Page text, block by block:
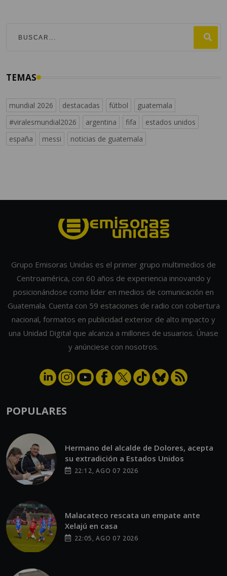
TEMAS
mundial 2026 destacadas fútbol
guatemala
#viralesmundial2026
argentina fifa
estados unidos
españa
messi noticias de guatemala
Grupo Emisoras Unidas es el primer grupo multimedios de
Centroamérica, con 60 años de experiencia innovando y
posicionándose como líder en medios de comunicación en
Guatemala. Cuenta con 59 estaciones de radio con cobertura
nacional, formatos en publicidad exterior de alto impacto y
una Unidad Digital que alcanza a millones de usuarios. Únase
y anúnciese con nosotros.
POPULARES
Hermano del alcalde de Dolores, acepta
su extradición a Estados Unidos
22:12, AGO 07 2026
Malacateco rescata un empate ante
Xelajú en casa
22:05, AGO 07 2026